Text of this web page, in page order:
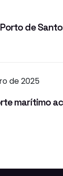
de
de 2025
marítimo